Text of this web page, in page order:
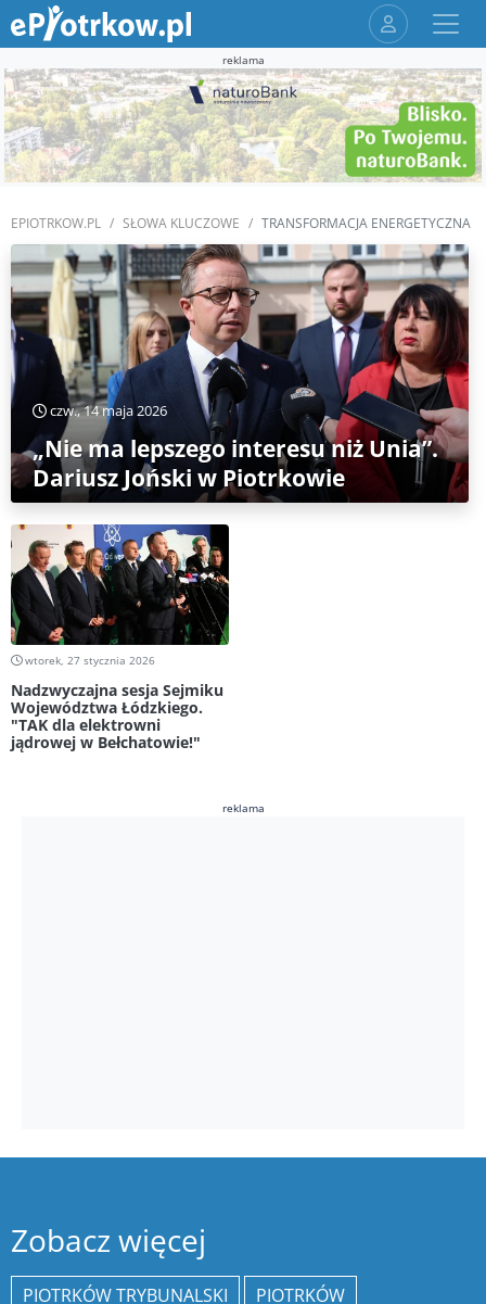
reklama
EPIOTRKOW.PL SŁOWA KLUCZOWE TRANSFORMACJA ENERGETYCZNA
czw., 14 maja 2026
„Nie ma lepszego interesu niż Unia”.
Dariusz Joński w Piotrkowie
wtorek, 27 stycznia 2026
Nadzwyczajna sesja Sejmiku
Województwa Łódzkiego.
"TAK dla elektrowni
jądrowej w Bełchatowie!"
reklama
Zobacz więcej
PIOTRKÓW TRYBUNALSKI
PIOTRKÓW